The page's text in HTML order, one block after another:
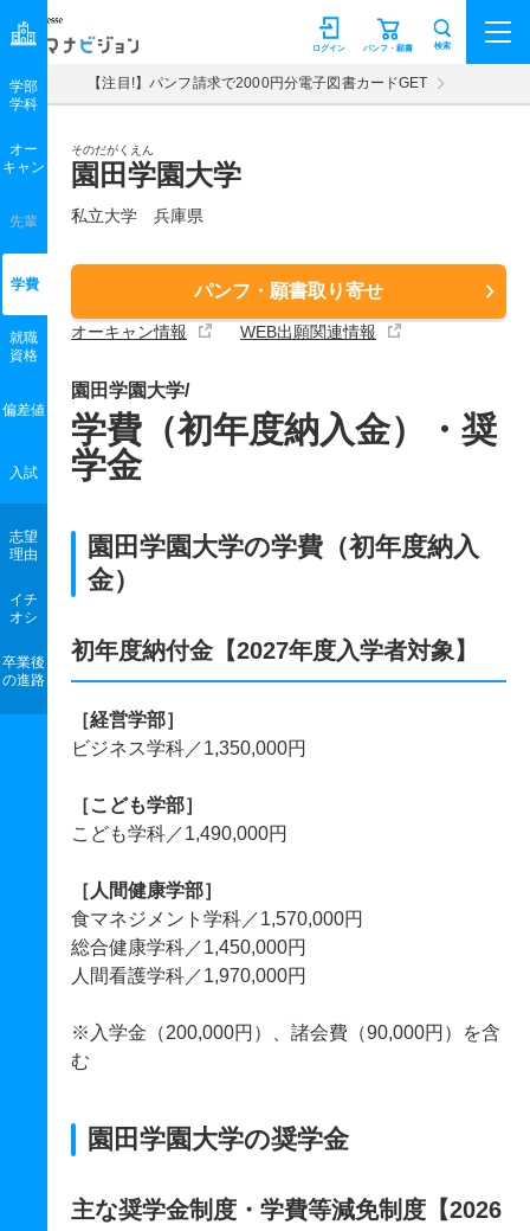
マナビジョン パンフ・願書
ログイン 検索
【注目!】パンフ請求で2000円分電子図書カードGET
そのだがくえん
園田学園大学
私立大学 兵庫県
パンフ・願書取り寄せ
オーキャン情報 WEB出願関連情報
学部
学科
オー
キャン
先輩
学費
就職
資格
偏差値
入試
志望
理由
イチ
オシ
卒業後
の進路
園田学園大学/
学費（初年度納入金）・奨
学金
園田学園大学の学費（初年度納入
金）
初年度納付金【2027年度入学者対象】
［経営学部］
ビジネス学科／1,350,000円
［こども学部］
こども学科／1,490,000円
［人間健康学部］
食マネジメント学科／1,570,000円
総合健康学科／1,450,000円
人間看護学科／1,970,000円
※入学金（200,000円）、諸会費（90,000円）を含
む
園田学園大学の奨学金
主な奨学金制度・学費等減免制度【2026